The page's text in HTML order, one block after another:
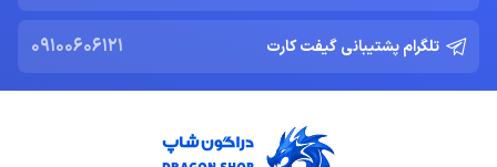
تلگرام پشتیبانی گیفت کارت 09100606121